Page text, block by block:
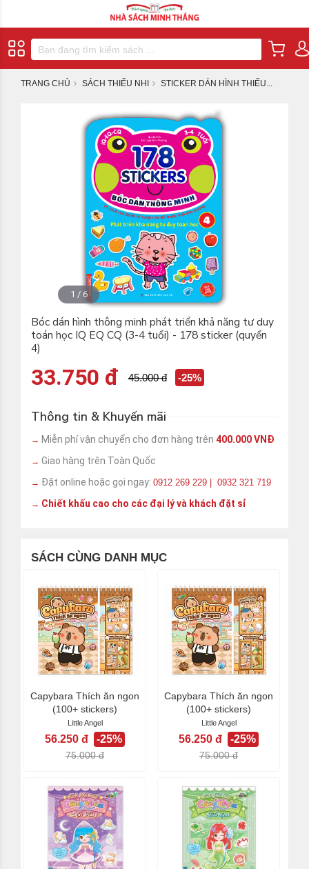
TRANG CHỦ SÁCH THIẾU NHI STICKER DÁN HÌNH THIẾU...
1 / 6
Bóc dán hình thông minh phát triển khả năng tư duy
toán học IQ EQ CQ (3-4 tuổi) - 178 sticker (quyển
4)
33.750 đ 45.000 đ -25%
Thông tin & Khuyến mãi
→ Miễn phí vận chuyển cho đơn hàng trên 400.000 VNĐ
→ Giao hàng trên Toàn Quốc
→ Đặt online hoặc gọi ngay: 0912 269 229 | 0932 321 719
→ Chiết khấu cao cho các đại lý và khách đặt sỉ
SÁCH CÙNG DANH MỤC
Capybara Thích ăn ngon
(100+ stickers)
Little Angel
56.250 đ -25%
75.000 đ
Capybara Thích ăn ngon
(100+ stickers)
Little Angel
56.250 đ -25%
75.000 đ